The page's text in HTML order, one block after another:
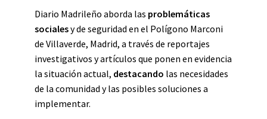
Diario Madrileño aborda las problemáticas
socialesy de seguridad en el Polígono Marconi
de Villaverde, Madrid, a través de reportajes
investigativos y artículos que ponen en evidencia
la situación actual, destacando las necesidades
de la comunidad y las posibles soluciones a
implementar.